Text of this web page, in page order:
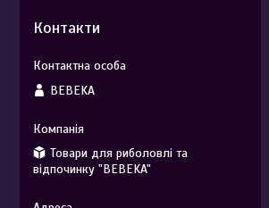
Контакти
BEBEKA
Товари для риболовлі та
відпочинку "BEBEKA"